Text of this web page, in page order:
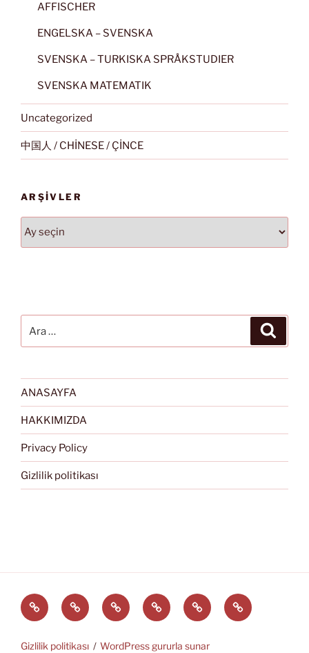
AFFISCHER
ENGELSKA – SVENSKA
SVENSKA – TURKISKA SPRÅKSTUDIER
SVENSKA MATEMATIK
Uncategorized
中国人 / CHİNESE / ÇİNCE
ARŞIVLER
ANASAYFA
HAKKIMIZDA
Privacy Policy
Gizlilik politikası
Türkçe English Svenskaالعربية
中
文
EĞİTİM
ARAÇLARI
Gizlilik politikası WordPress gururla sunar